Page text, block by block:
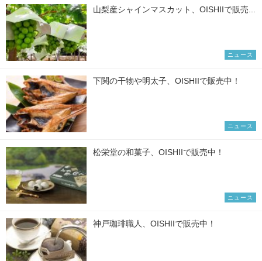
山梨産シャインマスカット、OISHIIで販売...
ニュース
下関の干物や明太子、OISHIIで販売中！
ニュース
松栄堂の和菓子、OISHIIで販売中！
ニュース
神戸珈琲職人、OISHIIで販売中！